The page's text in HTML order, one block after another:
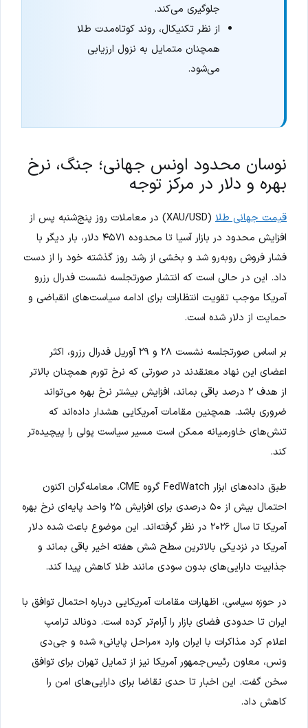
جلوگیری می‌کند.
از نظر تکنیکال، روند کوتاه‌مدت طلا
همچنان متمایل به نزول ارزیابی
می‌شود.
نوسان محدود اونس جهانی؛ جنگ، نرخ
بهره و دلار در مرکز توجه
قیمت جهانی طلا
(XAU/USD) در معاملات روز پنج‌شنبه پس از
افزایش محدود در بازار آسیا تا محدوده ۴۵۷۱ دلار، بار دیگر با
فشار فروش روبه‌رو شد و بخشی از رشد روز گذشته خود را از دست
داد. این در حالی است که انتشار صورتجلسه نشست فدرال رزرو
آمریکا موجب تقویت انتظارات برای ادامه سیاست‌های انقباضی و
حمایت از دلار شده است.
بر اساس صورتجلسه نشست ۲۸ و ۲۹ آوریل فدرال رزرو، اکثر
اعضای این نهاد معتقدند در صورتی که نرخ تورم همچنان بالاتر
از هدف ۲ درصد باقی بماند، افزایش بیشتر نرخ بهره می‌تواند
ضروری باشد. همچنین مقامات آمریکایی هشدار داده‌اند که
تنش‌های خاورمیانه ممکن است مسیر سیاست پولی را پیچیده‌تر
کند.
طبق داده‌های ابزار FedWatch گروه CME، معامله‌گران اکنون
احتمال بیش از ۵۰ درصدی برای افزایش ۲۵ واحد پایه‌ای نرخ بهره
آمریکا تا سال ۲۰۲۶ در نظر گرفته‌اند. این موضوع باعث شده دلار
آمریکا در نزدیکی بالاترین سطح شش هفته اخیر باقی بماند و
جذابیت دارایی‌های بدون سودی مانند طلا کاهش پیدا کند.
در حوزه سیاسی، اظهارات مقامات آمریکایی درباره احتمال توافق با
ایران تا حدودی فضای بازار را آرام‌تر کرده است. دونالد ترامپ
اعلام کرد مذاکرات با ایران وارد «مراحل پایانی» شده و جی‌دی
ونس، معاون رئیس‌جمهور آمریکا نیز از تمایل تهران برای توافق
سخن گفت. این اخبار تا حدی تقاضا برای دارایی‌های امن را
کاهش داد.